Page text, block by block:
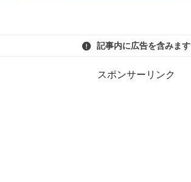
記事内に広告を含みます
スポンサーリンク